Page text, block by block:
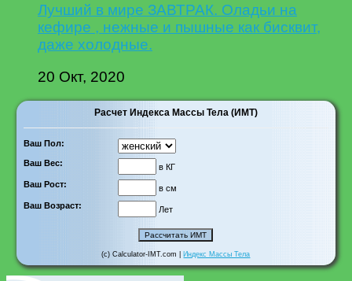
Лучший в мире ЗАВТРАК. Оладьи на
кефире , нежные и пышные как бисквит,
даже холодные.
20 Окт, 2020
Расчет Индекса Массы Тела (ИМТ)
Ваш Пол:
Ваш Вес:
в КГ
Ваш Рост:
в см
Ваш Возраст:
Лет
(c) Calculator-IMT.com | Индекс Массы Тела